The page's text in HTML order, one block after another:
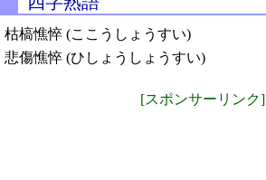
枯槁憔悴 (ここうしょうすい)
悲傷憔悴 (ひしょうしょうすい)
[スポンサーリンク]